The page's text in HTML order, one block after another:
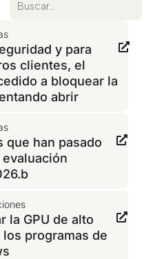
y para
clientes, el
a bloquear la
abrir
que han pasado
la GPU de alto
programas de